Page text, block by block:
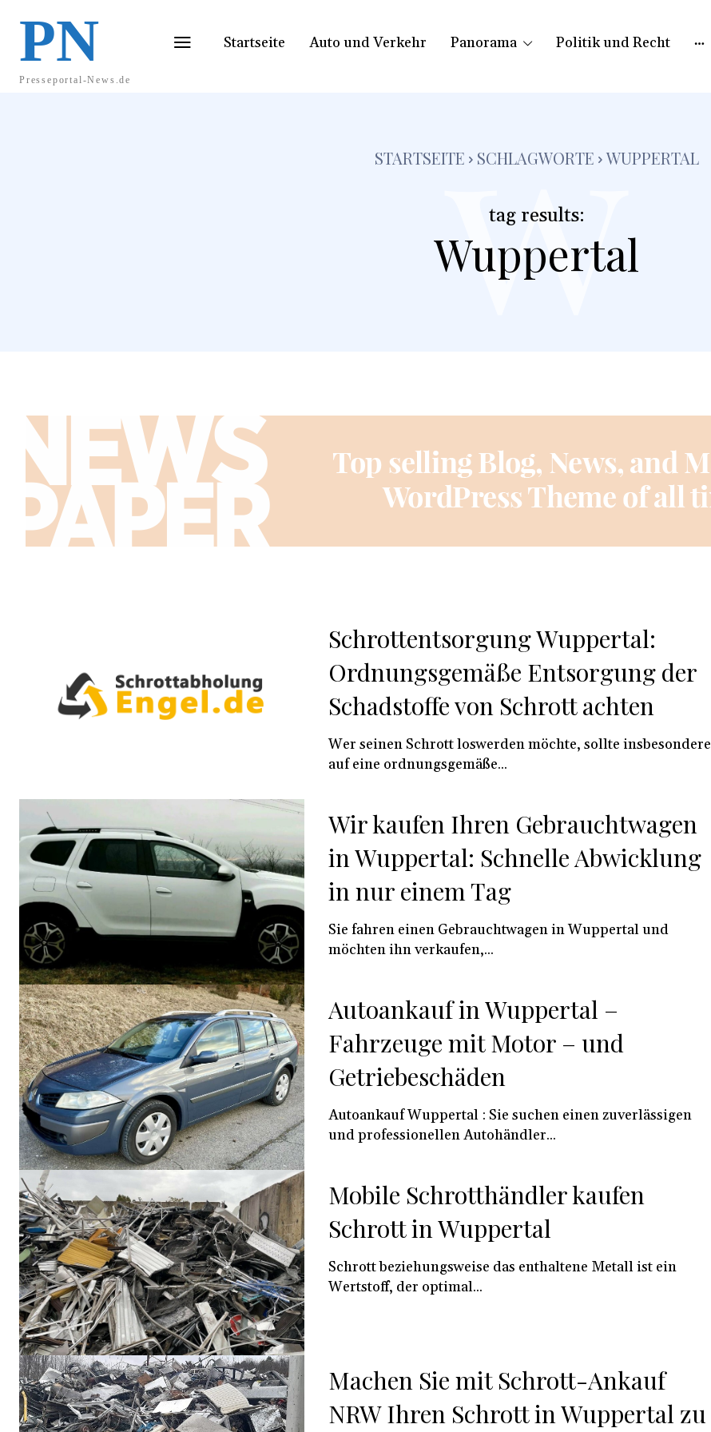
PN
Presseportal-News.de
Startseite Auto und Verkehr Panorama Politik und Recht
STARTSEITE SCHLAGWORTE WUPPERTAL
tag results:
Wuppertal
w
Schrottentsorgung Wuppertal:
Ordnungsgemäße Entsorgung der
Schadstoffe von Schrott achten
Wer seinen Schrott loswerden möchte, sollte insbesondere
auf eine ordnungsgemäße...
Wir kaufen Ihren Gebrauchtwagen
in Wuppertal: Schnelle Abwicklung
in nur einem Tag
Sie fahren einen Gebrauchtwagen in Wuppertal und
möchten ihn verkaufen,...
Autoankauf in Wuppertal –
Fahrzeuge mit Motor – und
Getriebeschäden
Autoankauf Wuppertal : Sie suchen einen zuverlässigen
und professionellen Autohändler...
Mobile Schrotthändler kaufen
Schrott in Wuppertal
Schrott beziehungsweise das enthaltene Metall ist ein
Wertstoff, der optimal...
Machen Sie mit Schrott-Ankauf
NRW Ihren Schrott in Wuppertal zu